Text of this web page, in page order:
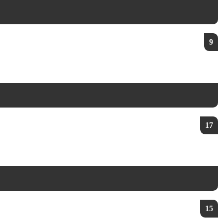
9
17
15